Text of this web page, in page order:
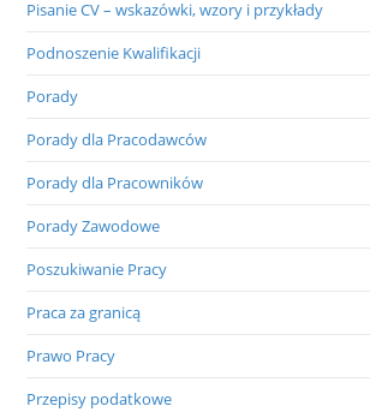
Pisanie CV – wskazówki, wzory i przykłady
Podnoszenie Kwalifikacji
Porady
Porady dla Pracodawców
Porady dla Pracowników
Porady Zawodowe
Poszukiwanie Pracy
Praca za granicą
Prawo Pracy
Przepisy podatkowe